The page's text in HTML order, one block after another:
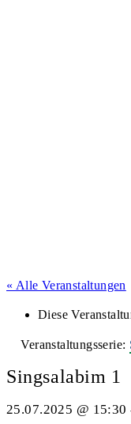
« Alle Veranstaltungen
Diese
Veranstaltungsserie:
Singsalabim 1
25.07.2025 @ 15:30